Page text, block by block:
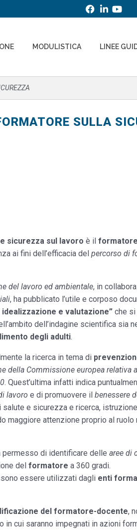
MODULISTICA LINEE
SULLA
sicurezza sul lavoro è il formatore
ai fini dell’efficacia del percorso di
del lavoro ed ambientale, in
, ha pubblicato l’utile e corposo
e valutazione” che si
dell’indagine scientifica sia
degli adulti.
la ricerca in tema di
della Commissione europea relativa
. Quest’ultima infatti indica
lavoro e di promuovere il benessere
e sicurezza e ricerca,
maggiore attenzione proprio al ruolo
permesso di identificare delle aree di
del formatore a 360 gradi.
essere utilizzati dagli enti
del formatore-docente,
in cui saranno impegnati in azioni